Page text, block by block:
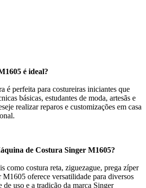
é ideal?
é perfeita para costureiras iniciantes que
básicas, estudantes de moda, artesãs e
realizar reparos e customizações em casa
de Costura Singer M1605?
como costura reta, ziguezague, prega zíper
M1605 oferece versatilidade para diversos
uso e a tradição da marca Singer